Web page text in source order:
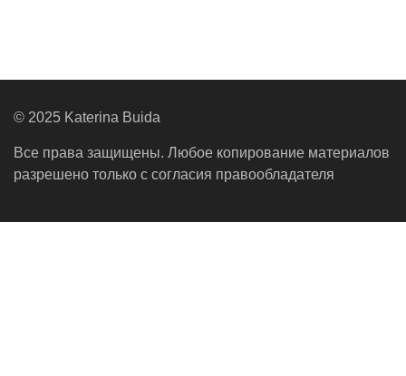
© 2025 Katerina Buida
Все права защищены. Любое копирование материалов
разрешено только с согласия правообладателя